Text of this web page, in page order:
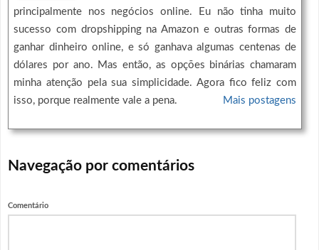
principalmente nos negócios online. Eu não tinha muito
sucesso com dropshipping na Amazon e outras formas de
ganhar dinheiro online, e só ganhava algumas centenas de
dólares por ano. Mas então, as opções binárias chamaram
minha atenção pela sua simplicidade. Agora fico feliz com
isso, porque realmente vale a pena.
Mais postagens
Navegação por comentários
Comentário